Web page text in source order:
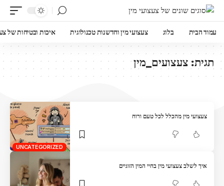
עמוד הבית בלוג צעצועי מין וחדשנות טכנולוגית איכות ובטיחות של
תגית:צעצועים_מין
UNCATEGORIZED
צעצועי מין מהכלל לכל טעם ורוח
איך לשלב צעצועי מין בחיי המין הזוגיים